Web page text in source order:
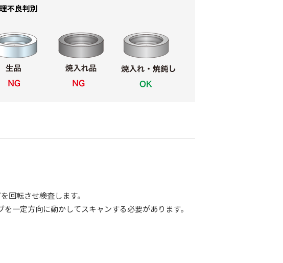
回転させ検査します。
一定方向に動かしてスキャンする必要があります。